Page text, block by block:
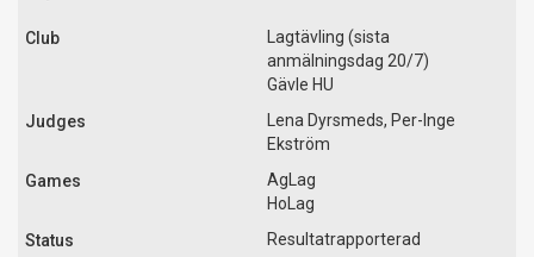
Lagtävling (sista
anmälningsdag 20/7)
Gävle HU
Lena Dyrsmeds, Per-Inge
Ekström
AgLag
HoLag
Resultatrapporterad